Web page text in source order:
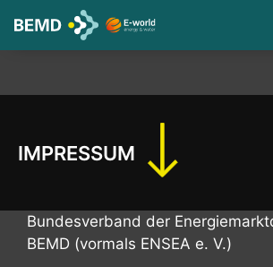
Zum Inhalt springen
Infos
Aussteller werden
Programm
IMPRESSUM
Bundesverband der
BEMD (vormals ENSEA e. V.)